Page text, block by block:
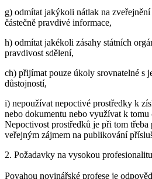
g) odmítat jakýkoli nátlak na
částečně pravdivé informace,
h) odmítat jakékoli zásahy státních
pravdivost sdělení,
ch) přijímat pouze úkoly srovnatelné s
důstojností,
i) nepoužívat nepoctivé prostředky k
nebo dokumentu nebo využívat k
Nepoctivost prostředků je při tom třeba
veřejným zájmem na publikování
2. Požadavky na vysokou
Povahou novinářské profese je